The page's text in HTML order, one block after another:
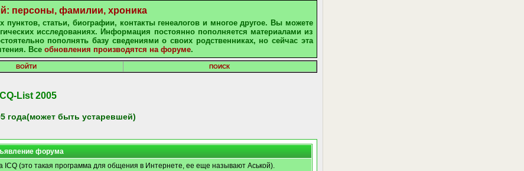
персоны, фамилии, хроника
статьи, биографии, контакты генеалогов и многое другое. Вы можете
исследованиях. Информация постоянно пополняется материалами из
пополнять базу сведениями о своих родственниках, но сейчас эта
Все обновления производятся на форуме.
ВОЙТИ ПОИСК
ICQ-List 2005
года(может быть устаревшей)
форума
ICQ (это такая программа для общения в Интернете, ее еще называют Аськой).